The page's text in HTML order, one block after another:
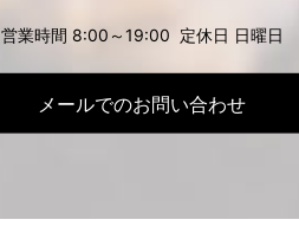
営業時間 8:00～19:00 定休日 日曜日
メールでのお問い合わせ